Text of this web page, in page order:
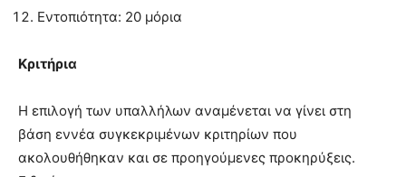
Εντοπιότητα: 20 μόρια
Κριτήρια
Η επιλογή των υπαλλήλων αναμένεται να γίνει στη
βάση εννέα συγκεκριμένων κριτηρίων που
ακολουθήθηκαν και σε προηγούμενες προκηρύξεις.